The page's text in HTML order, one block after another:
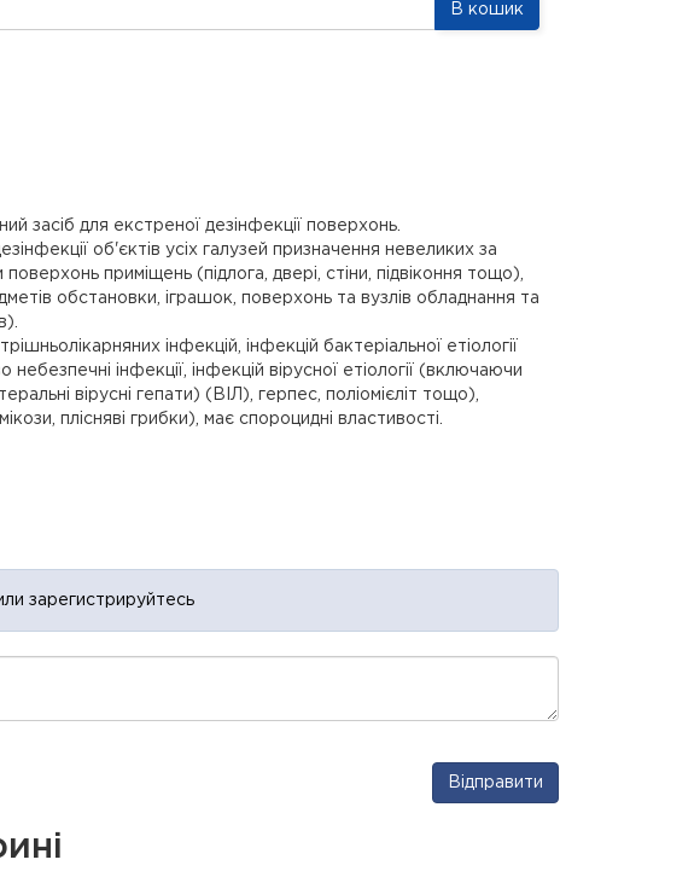
В кошик
засіб для екстреної дезінфекції поверхонь.
об'єктів усіх галузей призначення невеликих за
приміщень (підлога, двері, стіни, підвіконня тощо),
обстановки, іграшок, поверхонь та вузлів обладнання та
інфекцій, інфекцій бактеріальної етіології
інфекції, інфекцій вірусної етіології (включаючи
вірусні гепати) (ВІЛ), герпес, поліомієліт тощо),
плісняві грибки), має спороцидні властивості.
зарегистрируйтесь
Відправити